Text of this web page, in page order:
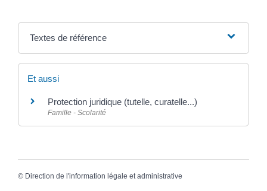
Textes de référence
Et aussi
Protection juridique (tutelle, curatelle...)
Famille - Scolarité
© Direction de l'information légale et administrative